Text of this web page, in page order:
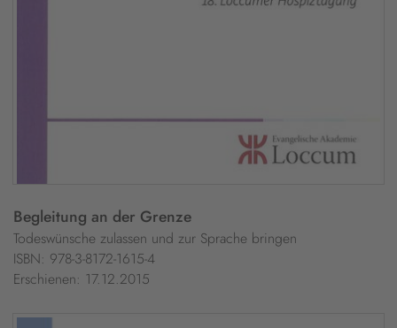
Begleitung an der Grenze
Todeswünsche zulassen und zur Sprache bringen
ISBN: 978-3-8172-1615-4
Erschienen: 17.12.2015